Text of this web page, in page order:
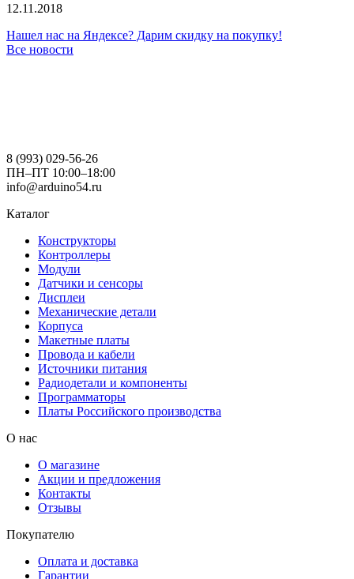
12.11.2018
Нашел нас на Яндексе? Дарим скидку на покупку!
Все новости
8 (993) 029-56-26
ПН–ПТ 10:00–18:00
info@arduino54.ru
Каталог
Конструкторы
Контроллеры
Модули
Датчики и сенсоры
Дисплеи
Механические детали
Корпуса
Макетные платы
Провода и кабели
Источники питания
Радиодетали и компоненты
Программаторы
Платы Российского производства
О нас
О магазине
Акции и предложения
Контакты
Отзывы
Покупателю
Оплата и доставка
Гарантии